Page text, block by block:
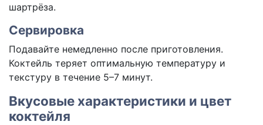
шартрёза.
Сервировка
Подавайте немедленно после приготовления.
Коктейль теряет оптимальную температуру и
текстуру в течение 5–7 минут.
Вкусовые характеристики и цвет
коктейля